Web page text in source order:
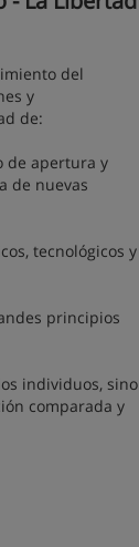
del
y
de:
de apertura y
de nuevas
tecnológicos y
principios
individuos, sino
comparada y